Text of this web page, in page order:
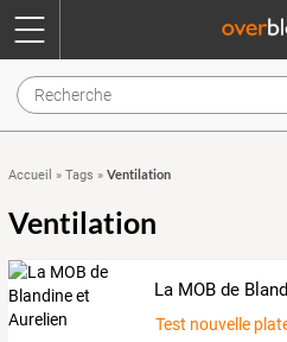
Accueil » Tags » Ventilation
Ventilation
Test nouvelle